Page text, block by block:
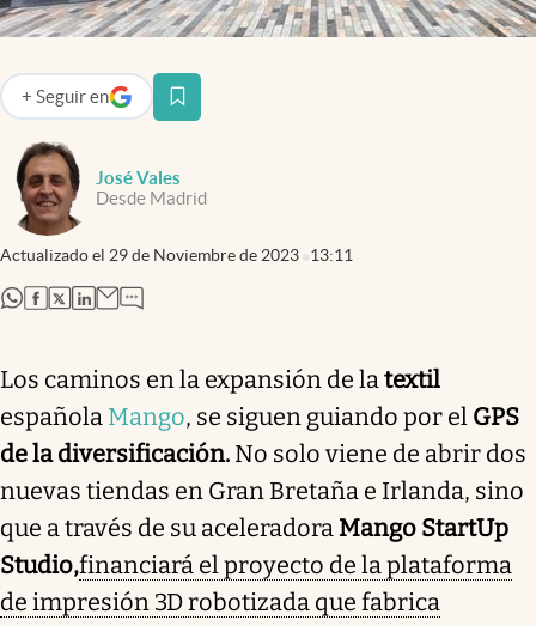
José Vales
Desde Madrid
Actualizado el 29 de Noviembre de 2023 13:11
+ Seguir en
abre en nueva pestaña
abre en nueva pestaña
abre en nueva pestaña
abre en nueva pestaña
abre en nueva pestaña
Los caminos en la expansión de latextil
española Mango, se siguen guiando por el GPS
de la diversificación. No solo viene de abrir dos
nuevas tiendas en Gran Bretaña e Irlanda, sino
que a través de su aceleradora Mango StartUp
Studio,financiará el proyecto de la plataforma
de impresión 3D robotizada que fabrica